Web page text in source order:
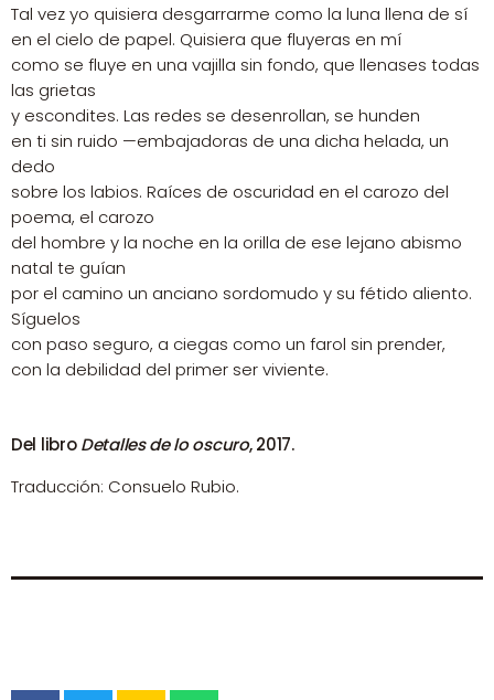
Tal vez yo quisiera desgarrarme como la luna llena de sí
en el cielo de papel. Quisiera que fluyeras en mí
como se fluye en una vajilla sin fondo, que llenases todas
las grietas
y escondites. Las redes se desenrollan, se hunden
en ti sin ruido —embajadoras de una dicha helada, un
dedo
sobre los labios. Raíces de oscuridad en el carozo del
poema, el carozo
del hombre y la noche en la orilla de ese lejano abismo
natal te guían
por el camino un anciano sordomudo y su fétido aliento.
Síguelos
con paso seguro, a ciegas como un farol sin prender,
con la debilidad del primer ser viviente.
Del libroDetalles de lo oscuro, 2017.
Traducción: Consuelo Rubio.